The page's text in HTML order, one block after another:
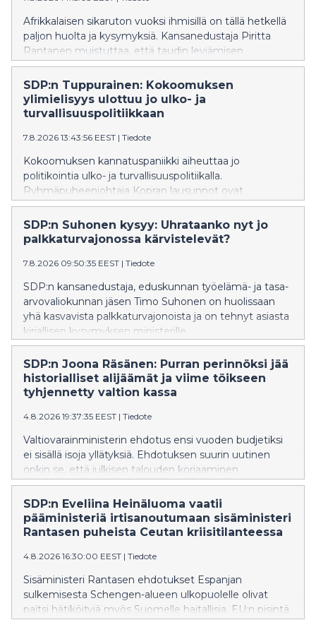
Afrikkalaisen sikaruton vuoksi ihmisillä on tällä hetkellä
paljon huolta ja kysymyksiä. Kansanedustaja Piritta
Rantanen muistuttaa, että taudin leviämisen
estäminen onnistuu vain, jos ihmisillä on käytössään
oikeaa ja ajantasaista tietoa sekä selkeät
toimintaohjeet.
SDP:n Tuppurainen: Kokoomuksen
ylimielisyys ulottuu jo ulko- ja
turvallisuuspolitiikkaan
7.8.2026 13:43:56 EEST | Tiedote
Kokoomuksen kannatuspaniikki aiheuttaa jo
politikointia ulko- ja turvallisuuspolitiikalla.
Ryhmäpuheenjohtaja Kopran lausunnot ovat
oppikirjaesimerkki siitä, miten kokoomuksen
ulkopoliittinen värisuora aiheuttaa vauhtisokeutta, joka
heikentää Suomen turvallisuutta, SDP:n Tuppurainen
SDP:n Suhonen kysyy: Uhrataanko nyt jo
palkkaturvajonossa kärvistelevät?
7.8.2026 09:50:35 EEST | Tiedote
SDP:n kansanedustaja, eduskunnan työelämä- ja tasa-
arvovaliokunnan jäsen Timo Suhonen on huolissaan
yhä kasvavista palkkaturvajonoista ja on tehnyt asiasta
kirjallisen kysymyksen ministerille.
SDP:n Joona Räsänen: Purran perinnöksi jää
historialliset alijäämät ja viime töikseen
tyhjennetty valtion kassa
4.8.2026 19:37:35 EEST | Tiedote
Valtiovarainministerin ehdotus ensi vuoden budjetiksi
ei sisällä isoja yllätyksiä. Ehdotuksen suurin uutinen
onkin se, että julkisen talouden korjaaminen
työnnetään seuraavan hallituksen syliin, SDP:n Joona
Räsänen toteaa.
SDP:n Eveliina Heinäluoma vaatii
pääministeriä irtisanoutumaan sisäministeri
Rantasen puheista Ceutan kriisitilanteessa
4.8.2026 16:30:00 EEST | Tiedote
Sisäministeri Rantasen ehdotukset Espanjan
sulkemisesta Schengen-alueen ulkopuolelle olivat
paitsi hätiköityjä myös Suomelle haitallisia. EU:n pisintä